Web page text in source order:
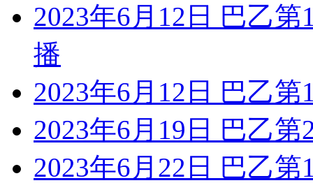
2023年6月12日 巴乙
播
2023年6月12日 巴乙
2023年6月19日 巴乙
2023年6月22日 巴乙